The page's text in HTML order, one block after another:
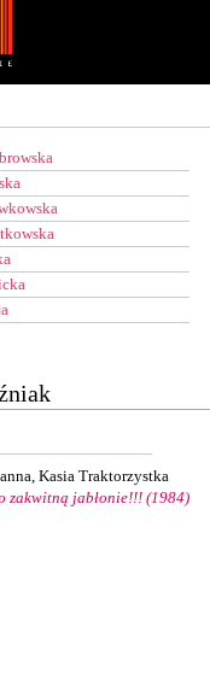
Kasia Traktorzystka
zakwitną jabłonie!!! (1984)